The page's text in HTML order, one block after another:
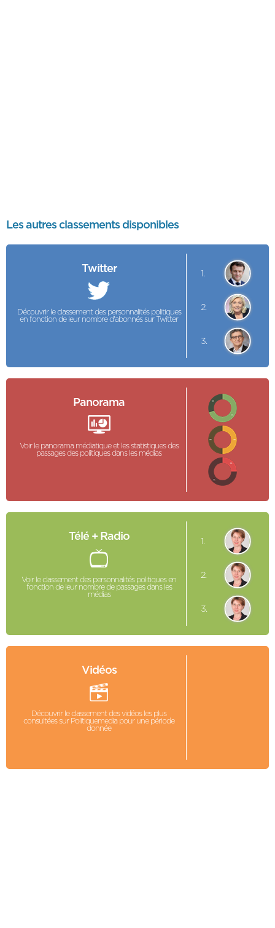
Les autres classements disponibles
Twitter
Découvrir le classement des personnalités politiques
en fonction de leur nombre d'abonnés sur Twitter
1.
2.
3.
Panorama
Voir le panorama médiatique et les statistiques des
passages des politiques dans les médias
Télé + Radio
Voir le classement des personnalités politiques en
fonction de leur nombre de passages dans les
médias
1.
2.
3.
Vidéos
Découvrir le classement des vidéos les plus
consultées sur Politiquemedia pour une période
donnée